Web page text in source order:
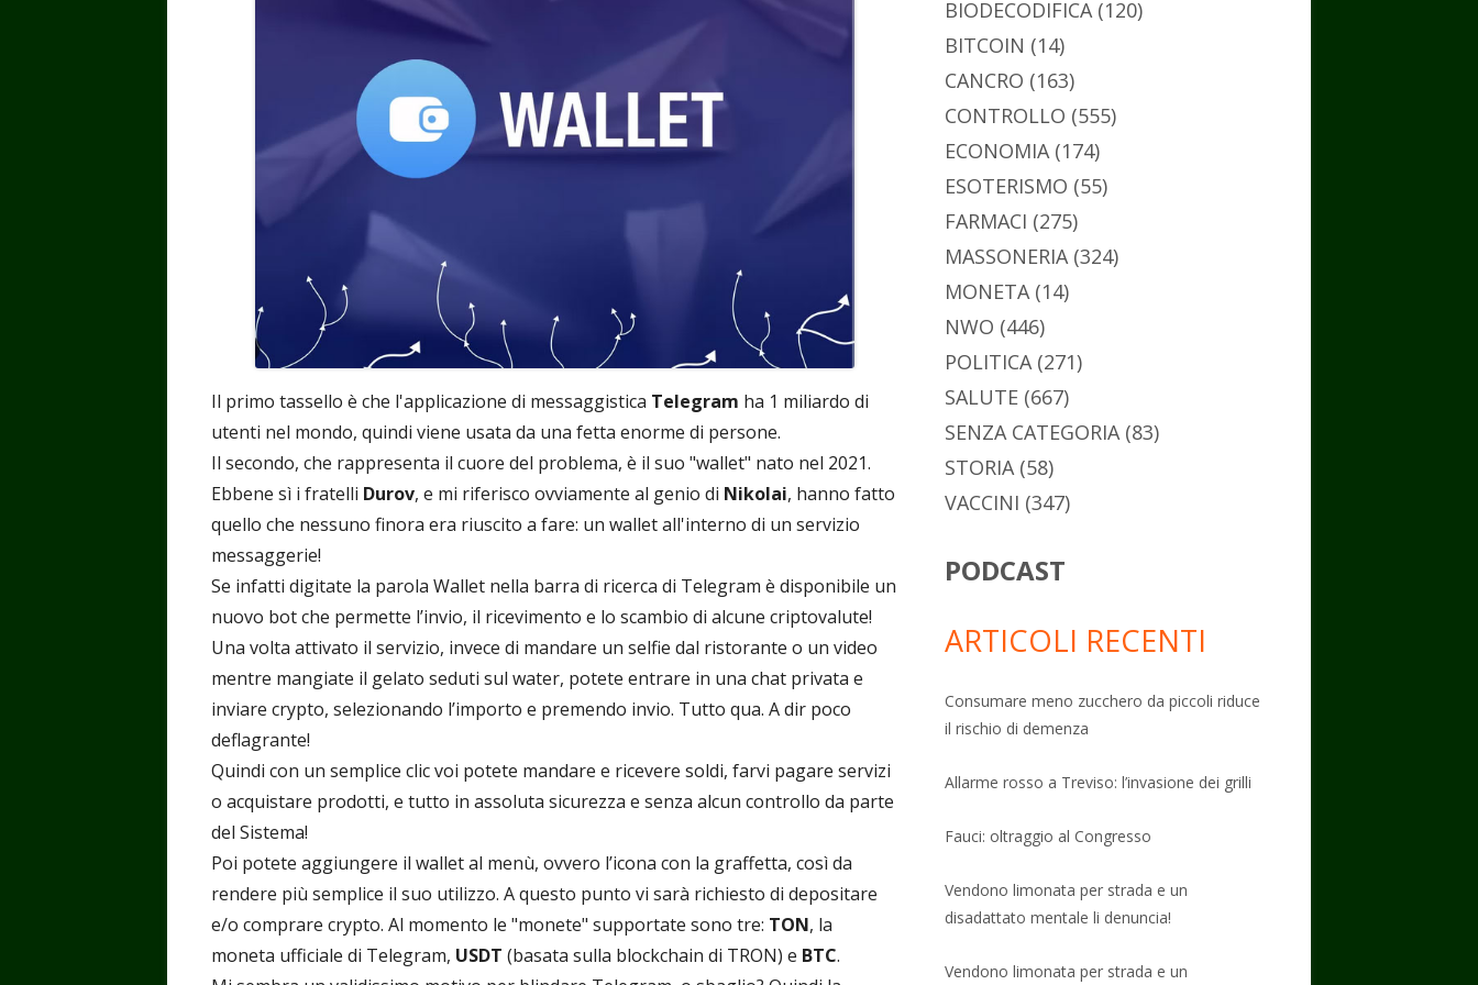
Il primo tassello è che l'applicazione di messaggistica Telegram ha 1 miliardo di
utenti nel mondo, quindi viene usata da una fetta enorme di persone.
Il secondo, che rappresenta il cuore del problema, è il suo "wallet" nato nel 2021.
Ebbene sì i fratelli Durov, e mi riferisco ovviamente al genio di Nikolai, hanno fatto
quello che nessuno finora era riuscito a fare: un wallet all'interno di un servizio
messaggerie!
Se infatti digitate la parola Wallet nella barra di ricerca di Telegram è disponibile un
nuovo bot che permette l’invio, il ricevimento e lo scambio di alcune criptovalute!
Una volta attivato il servizio, invece di mandare un selfie dal ristorante o un video
mentre mangiate il gelato seduti sul water, potete entrare in una chat privata e
inviare crypto, selezionando l’importo e premendo invio. Tutto qua. A dir poco
deflagrante!
Quindi con un semplice clic voi potete mandare e ricevere soldi, farvi pagare servizi
o acquistare prodotti, e tutto in assoluta sicurezza e senza alcun controllo da parte
del Sistema!
Poi potete aggiungere il wallet al menù, ovvero l’icona con la graffetta, così da
rendere più semplice il suo utilizzo. A questo punto vi sarà richiesto di depositare
e/o comprare crypto. Al momento le "monete" supportate sono tre: TON, la
moneta ufficiale di Telegram, USDT (basata sulla blockchain di TRON) e BTC.
BIODECODIFICA(120)
BITCOIN (14)
CANCRO (163)
CONTROLLO (555)
ECONOMIA(174)
ESOTERISMO (55)
FARMACI (275)
MASSONERIA(324)
MONETA(14)
NWO (446)
POLITICA(271)
SALUTE (667)
SENZA CATEGORIA(83)
STORIA(58)
VACCINI (347)
PODCAST
ARTICOLI RECENTI
Consumare meno zucchero da piccoli riduce
il rischio di demenza
Allarme rosso a Treviso: l’invasione dei grilli
Fauci: oltraggio al Congresso
Vendono limonata per strada e un
disadattato mentale li denuncia!
Vendono limonata per strada e un